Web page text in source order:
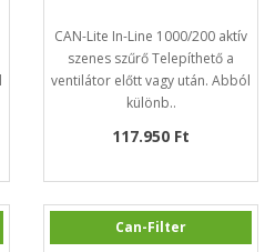
CAN-Lite In-Line 1000/200 aktív
szenes szűrő Telepíthető a
ventilátor előtt vagy után. Abból
különb..
117.950 Ft
Can-Filter